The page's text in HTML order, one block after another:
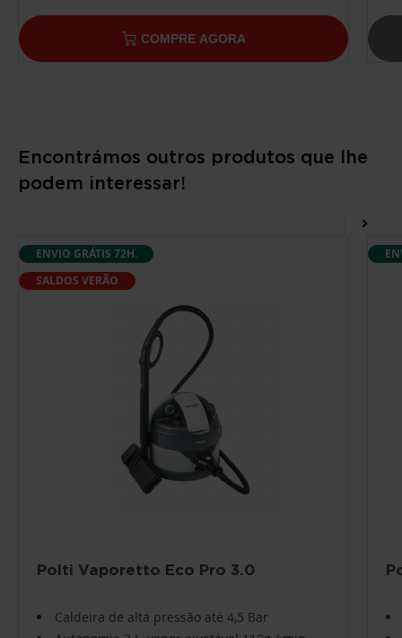
COMPRE AGORA
Encontrámos outros produtos que lhe
podem interessar!
ENVIO GRÁTIS 72H.
SALDOS VERÃO
Polti Vaporetto Eco Pro 3.0
Caldeira de alta pressão até 4,5 Bar